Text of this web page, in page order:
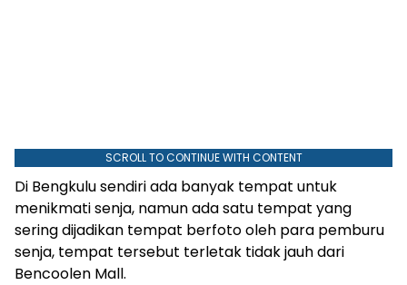
SCROLL TO CONTINUE WITH CONTENT
Di Bengkulu sendiri ada banyak tempat untuk
menikmati senja, namun ada satu tempat yang
sering dijadikan tempat berfoto oleh para pemburu
senja, tempat tersebut terletak tidak jauh dari
Bencoolen Mall.